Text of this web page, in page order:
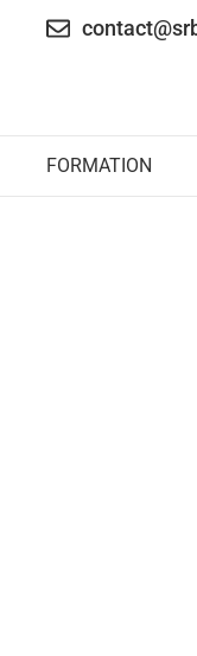
FORMATION